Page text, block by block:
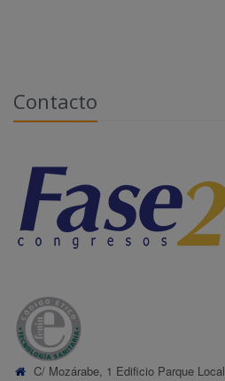
Contacto
C/ Mozárabe, 1 Edificio Parque